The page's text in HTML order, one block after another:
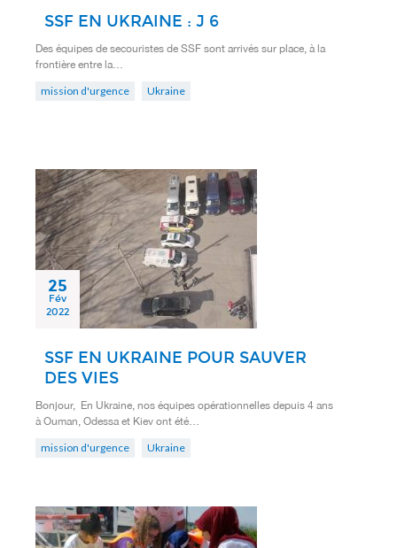
SSF EN UKRAINE : J 6
Des équipes de secouristes de SSF sont arrivés sur place, à la
frontière entre la…
mission d'urgence Ukraine
25
Fév
2022
SSF EN UKRAINE POUR SAUVER
DES VIES
Bonjour, En Ukraine, nos équipes opérationnelles depuis 4 ans
à Ouman, Odessa et Kiev ont été…
mission d'urgence Ukraine